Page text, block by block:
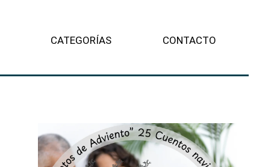
CATEGORÍAS CONTACTO